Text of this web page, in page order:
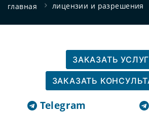
главная лицензии и разрешения
ЗАКАЗАТЬ
ЗАКАЗАТЬ
Telegram